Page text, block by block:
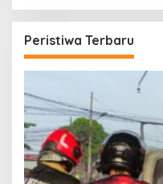
Peristiwa Terbaru